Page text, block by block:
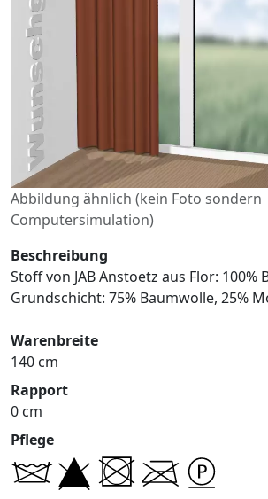
Abbildung ähnlich (kein Foto sondern
Computersimulation)
Beschreibung
Stoff von JAB Anstoetz aus Flor: 100%
Grundschicht: 75% Baumwolle, 25%
Warenbreite
140 cm
Rapport
0 cm
Pflege